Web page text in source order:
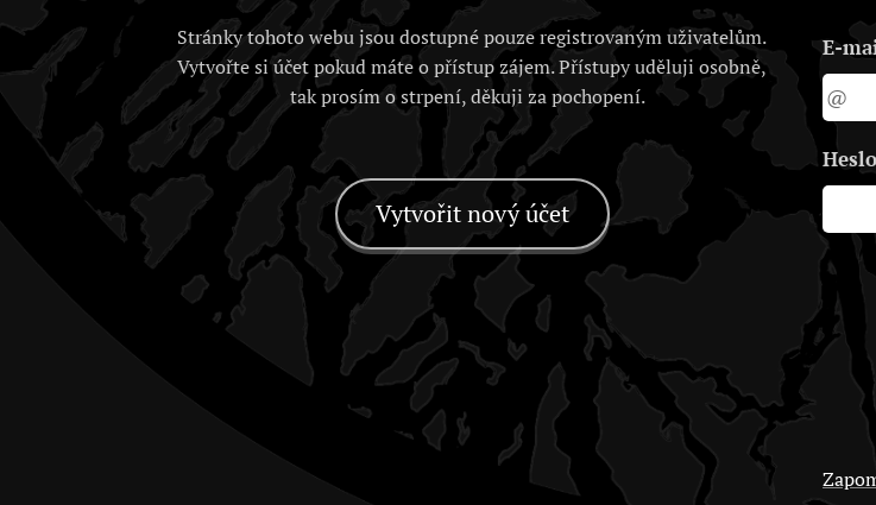
Stránky tohoto webu jsou dostupné pouze registrovaným uživatelům.
Vytvořte si účet pokud máte o přístup zájem. Přístupy uděluji osobně,
tak prosím o strpení, děkuji za pochopení.
Vytvořit nový účet
E-
Heslo